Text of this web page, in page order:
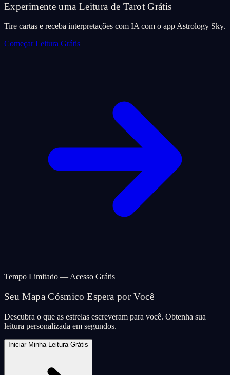
Experimente uma Leitura de Tarot Grátis
Tire cartas e receba interpretações com IA com o app Astrology Sky.
Começar Leitura Grátis
Tempo Limitado — Acesso Grátis
Seu Mapa Cósmico Espera por Você
Descubra o que as estrelas escreveram para você. Obtenha sua
leitura personalizada em segundos.
Iniciar Minha Leitura Grátis